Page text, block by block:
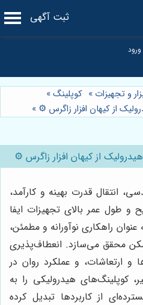
ثبت آگهی
و تجهیزات » کوپلینگ»
از کیهان افزار زاگرس ⚙️ »
از کیهان افزار زاگرس ⚙️
انتقال قدرت بهینه و کارآمد،
طول عمر بالای تجهیزات ایفا
عنوان راهکاری نوآورانه و مطمئن،
محقق می‌سازد. انعطاف‌پذیری
ارتعاشات، و عملکرد روان در
کوپلینگ‌های هیدرولیکی را به
از کاربردها تبدیل کرده